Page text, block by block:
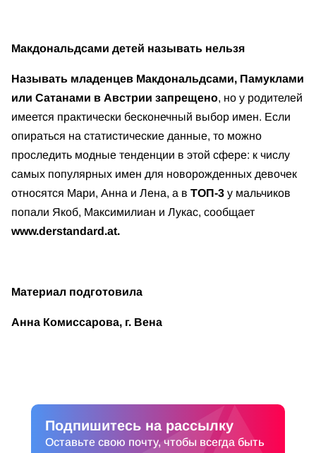
Макдональдсами детей называть нельзя
Называть младенцев Макдональдсами, Памуклами
или Сатанами в Австрии запрещено, но у родителей
имеется практически бесконечный выбор имен. Если
опираться на статистические данные, то можно
проследить модные тенденции в этой сфере: к числу
самых популярных имен для новорожденных девочек
относятся Мари, Анна и Лена, а в ТОП-3 у мальчиков
попали Якоб, Максимилиан и Лукас, сообщает
www.derstandard.at.
Материал подготовила
Анна Комиссарова, г. Вена
Подпишитесь на рассылку
Оставьте свою почту, чтобы всегда быть